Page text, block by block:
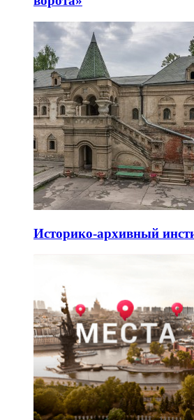
Историко-архивный